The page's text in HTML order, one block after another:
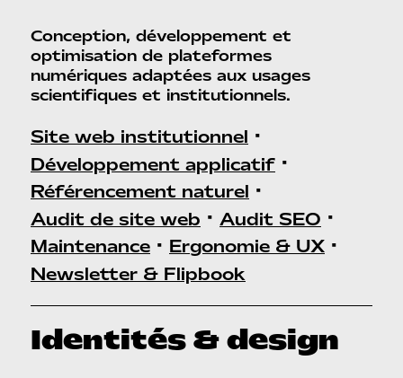
Conception, développement et
optimisation de plateformes
numériques adaptées aux usages
scientifiques et institutionnels.
Site web institutionnel •
Développement applicatif •
Référencement naturel •
Audit de site web • Audit SEO •
Maintenance • Ergonomie & UX •
Newsletter & Flipbook
Identités & design